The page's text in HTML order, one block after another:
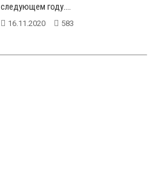
следующем году....
16.11.2020 583